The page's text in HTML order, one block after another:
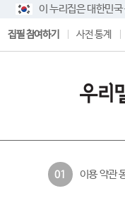
이 누리집은 대한민
집필 참여하기 사전 통계
01 이용 약관